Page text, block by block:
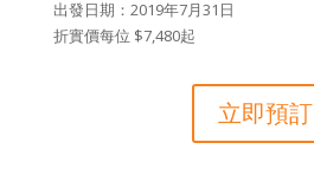
出發日期：2019年7月31日
折實價每位 $7,480起
立即預訂